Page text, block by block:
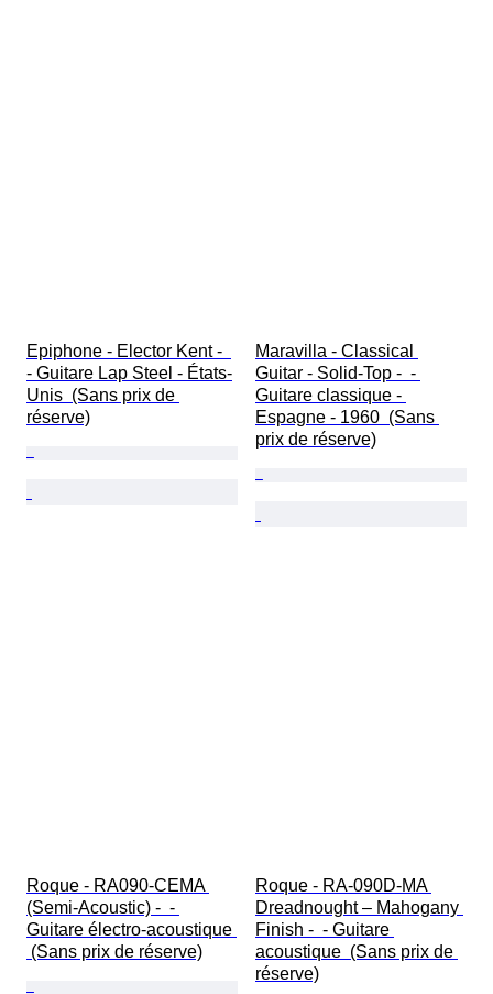
Epiphone - Elector Kent -
- Guitare Lap Steel - États-
Unis  (Sans prix de
réserve)
Maravilla - Classical
Guitar - Solid-Top -  -
Guitare classique -
Espagne - 1960  (Sans
prix de réserve)
Roque - RA090-CEMA
(Semi-Acoustic) -  -
Guitare électro-acoustique
(Sans prix de réserve)
Roque - RA-090D-MA
Dreadnought – Mahogany
Finish -  - Guitare
acoustique  (Sans prix de
réserve)